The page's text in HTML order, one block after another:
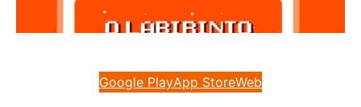
Google PlayApp StoreWeb